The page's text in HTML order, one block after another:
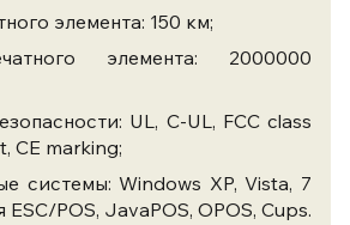
элемента: 150 км;
элемента: 2000000
UL, C-UL, FCC class
CE marking;
системы: Windows XP, Vista, 7
ESC/POS, JavaPOS, OPOS, Cups.